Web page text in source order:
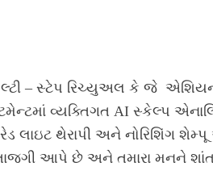
– સ્ટેપ રિચ્યુઅલ કે જે
વ્યક્તિગત AI સ્કેલ્પ
લાઇટ થેરાપી અને નોરિશિંગ શેમ્પૂ
આપે છે અને તમારા મનને